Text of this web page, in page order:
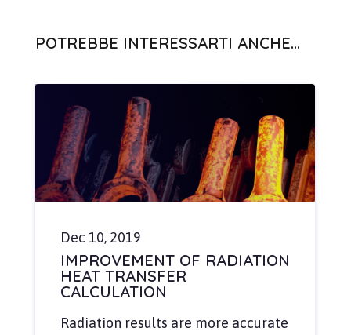
POTREBBE INTERESSARTI ANCHE...
Dec 10, 2019
IMPROVEMENT OF RADIATION
HEAT TRANSFER
CALCULATION
Radiation results are more accurate